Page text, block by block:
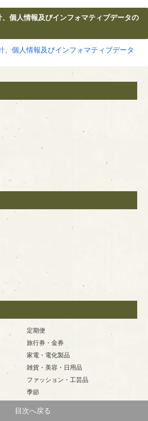
個人情報及びインフォマティブデータの
、個人情報及びインフォマティブデータ
定期便
旅行券・金券
家電・電化製品
雑貨・美容・日用品
ファッション・工芸品
季節
目次へ戻る